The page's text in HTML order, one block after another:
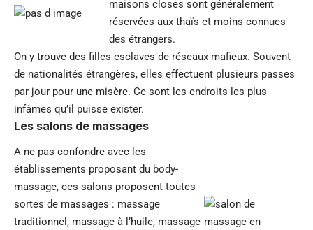
maisons closes sont généralement
réservées aux thaïs et moins connues
des étrangers.
On y trouve des filles esclaves de réseaux mafieux. Souvent
de nationalités étrangères, elles effectuent plusieurs passes
par jour pour une misère. Ce sont les endroits les plus
infâmes qu’il puisse exister.
Les salons de massages
A ne pas confondre avec les
établissements proposant du body-
massage, ces salons proposent toutes
sortes de massages : massage
traditionnel, massage à l’huile, massage